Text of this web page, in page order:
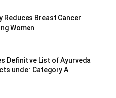
Reduces Breast Cancer
Women
Definitive List of Ayurveda
under Category A